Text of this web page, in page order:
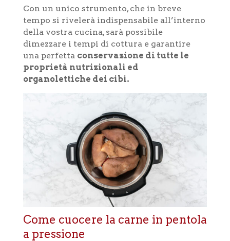
Con un unico strumento, che in breve
tempo si rivelerà indispensabile all’interno
della vostra cucina, sarà possibile
dimezzare i tempi di cottura e garantire
una perfetta conservazione di tutte le
proprietà nutrizionali ed
organolettiche dei cibi.
Come cuocere la carne in pentola
a pressione